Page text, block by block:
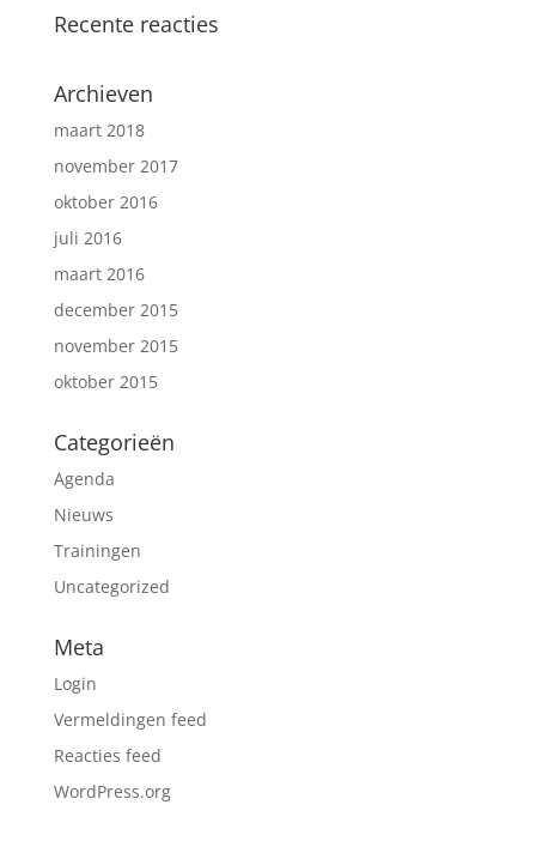
Recente reacties
Archieven
maart 2018
november 2017
oktober 2016
juli 2016
maart 2016
december 2015
november 2015
oktober 2015
Categorieën
Agenda
Nieuws
Trainingen
Uncategorized
Meta
Login
Vermeldingen feed
Reacties feed
WordPress.org